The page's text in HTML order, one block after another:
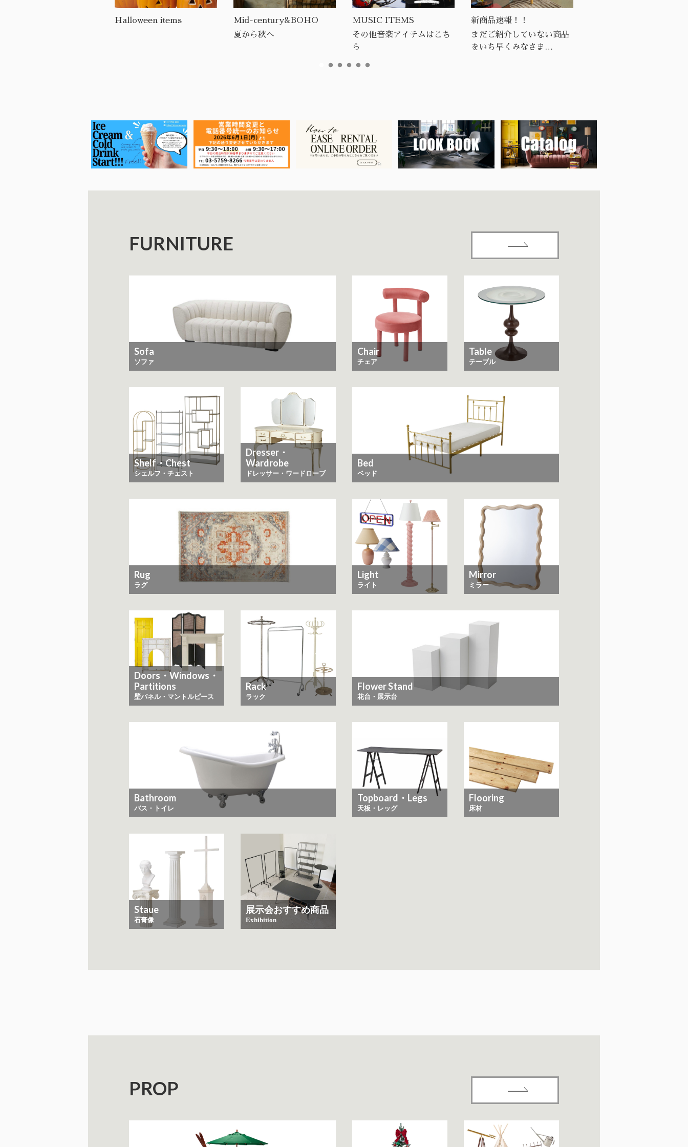
Halloween items
Mid-century&BOHO
夏から秋へ
MUSIC ITEMS
その他音楽アイテムはこち
ら
新商品速報！！
まだご紹介していない商品
をいち早くみなさま
FURNITURE
Sofa
ソファ
Chair
チェア
Table
テーブル
Shelf・Chest
シェルフ・チェスト
Dresser・
Wardrobe
ドレッサー・ワードローブ
Bed
ベッド
Rug
ラグ
Light
ライト
Mirror
ミラー
Doors・Windows・
Partitions
​​​​​​​壁パネル・マントルピース
Rack
ラック
Flower Stand
花台・展示台
Bathroom
バス・トイレ
Topboard・Legs
天板・レッグ
Flooring
床材
Staue
石膏像
展示会おすすめ商品
Exhibition
PROP